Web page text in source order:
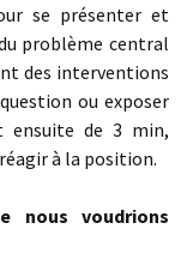
se présenter et
problème central
des interventions
ou exposer
ensuite de 3 min,
à la position.
nous voudrions